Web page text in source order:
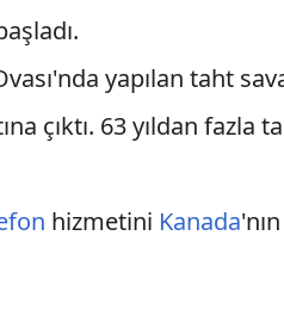
yapılan taht
çıktı. 63 yıldan
hizmetini Kanada'nın